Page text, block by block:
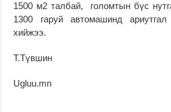
1500 м2 талбай, голомтын бүс
1300 гаруй автомашинд ариутгал
хийжээ.
Т.Түвшин
Ugluu.mn